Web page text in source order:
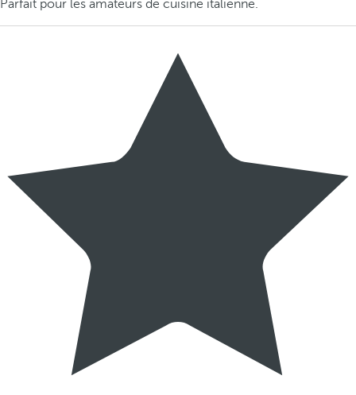
Parfait pour les amateurs de cuisine italienne.